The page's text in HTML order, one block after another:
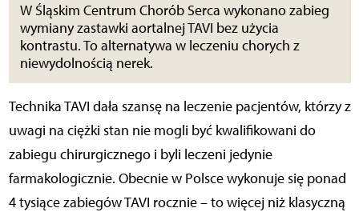
W Śląskim Centrum Chorób Serca wykonano zabieg
wymiany zastawki aortalnej TAVI bez użycia
kontrastu. To alternatywa w leczeniu chorych z
niewydolnością nerek.
Technika TAVI dała szansę na leczenie pacjentów, którzy z
uwagi na ciężki stan nie mogli być kwalifikowani do
zabiegu chirurgicznego i byli leczeni jedynie
farmakologicznie. Obecnie w Polsce wykonuje się ponad
4 tysiące zabiegów TAVI rocznie – to więcej niż klasyczną